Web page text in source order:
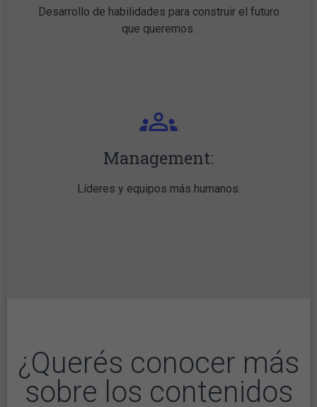
Desarrollo de habilidades para construir el futuro
que queremos.
Management:
Líderes y equipos más humanos.
¿Querés conocer más
sobre los contenidos